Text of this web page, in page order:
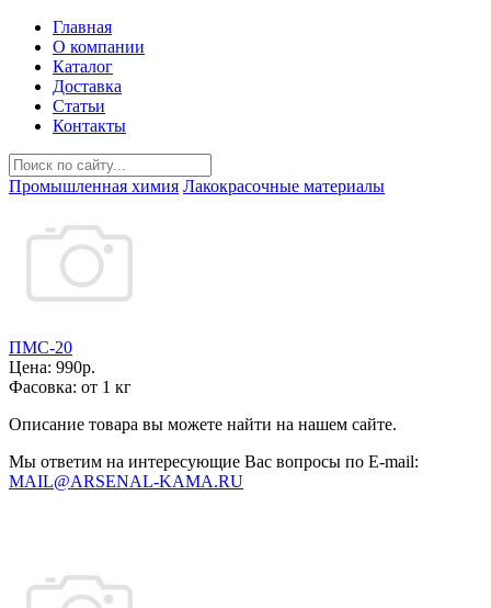
Главная
О компании
Каталог
Доставка
Статьи
Контакты
Промышленная химия Лакокрасочные материалы
ПМС-20
Цена: 990р.
Фасовка: от 1 кг
Описание товара вы можете найти на нашем сайте.
Мы ответим на интересующие Вас вопросы по E-mail:
MAIL@ARSENAL-KAMA.RU